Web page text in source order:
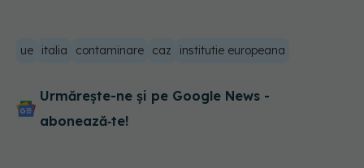
ue italia contaminare caz institutie europeana
Urmărește-ne și pe Google News -
abonează‑te!